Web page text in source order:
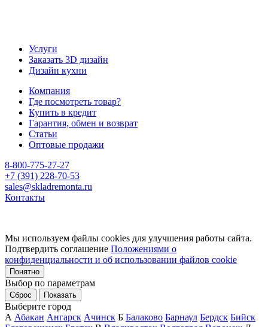
Услуги
Заказать 3D дизайн
Дизайн кухни
Компания
Где посмотреть товар?
Купить в кредит
Гарантия, обмен и возврат
Статьи
Оптовые продажи
8-800-775-27-27
+7 (391) 228-70-53
sales@skladremonta.ru
Контакты
Мы используем файлы cookies для улучшения работы сайта.
Подтвердить соглашение Положениями о
конфиденциальности и об использовании файлов cookie
Понятно
Выбор по параметрам
Сброс Показать
Выберите город
А Абакан Ангарск Ачинск Б Балаково Барнаул Бердск Бийск